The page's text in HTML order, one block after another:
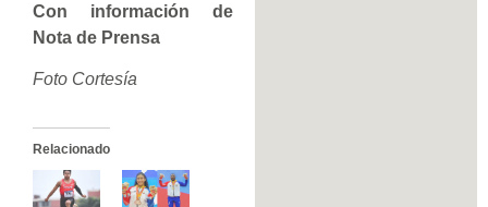
Con información de
Nota de Prensa
Foto Cortesía
Relacionado